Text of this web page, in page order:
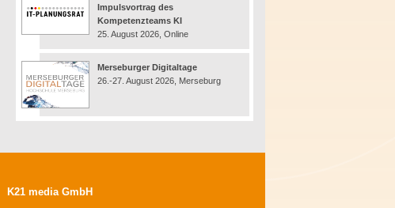
Impulsvortrag des
Kompetenzteams KI
25. August 2026, Online
Merseburger Digitaltage
26.-27. August 2026, Merseburg
K21 media GmbH